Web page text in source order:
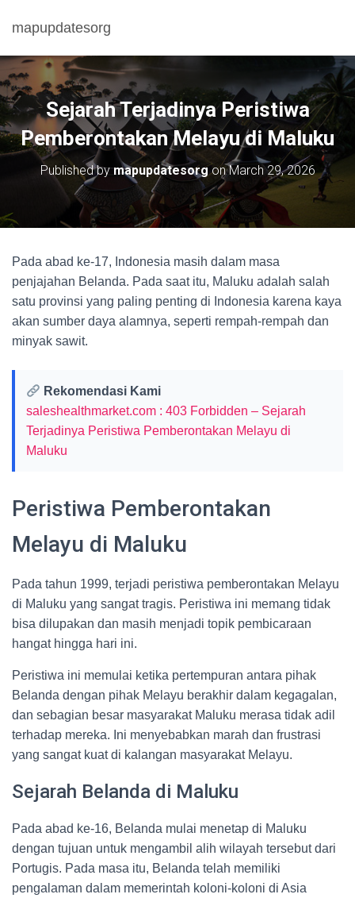
mapupdatesorg
Sejarah Terjadinya Peristiwa
Pemberontakan Melayu di Maluku
Published bymapupdatesorgonMarch 29, 2026
Pada abad ke-17, Indonesia masih dalam masa
penjajahan Belanda. Pada saat itu, Maluku adalah salah
satu provinsi yang paling penting di Indonesia karena kaya
akan sumber daya alamnya, seperti rempah-rempah dan
minyak sawit.
Rekomendasi Kami
saleshealthmarket.com : 403 Forbidden – Sejarah
Terjadinya Peristiwa Pemberontakan Melayu di
Maluku
Peristiwa Pemberontakan
Melayu di Maluku
Pada tahun 1999, terjadi peristiwa pemberontakan Melayu
di Maluku yang sangat tragis. Peristiwa ini memang tidak
bisa dilupakan dan masih menjadi topik pembicaraan
hangat hingga hari ini.
Peristiwa ini memulai ketika pertempuran antara pihak
Belanda dengan pihak Melayu berakhir dalam kegagalan,
dan sebagian besar masyarakat Maluku merasa tidak adil
terhadap mereka. Ini menyebabkan marah dan frustrasi
yang sangat kuat di kalangan masyarakat Melayu.
Sejarah Belanda di Maluku
Pada abad ke-16, Belanda mulai menetap di Maluku
dengan tujuan untuk mengambil alih wilayah tersebut dari
Portugis. Pada masa itu, Belanda telah memiliki
pengalaman dalam memerintah koloni-koloni di Asia